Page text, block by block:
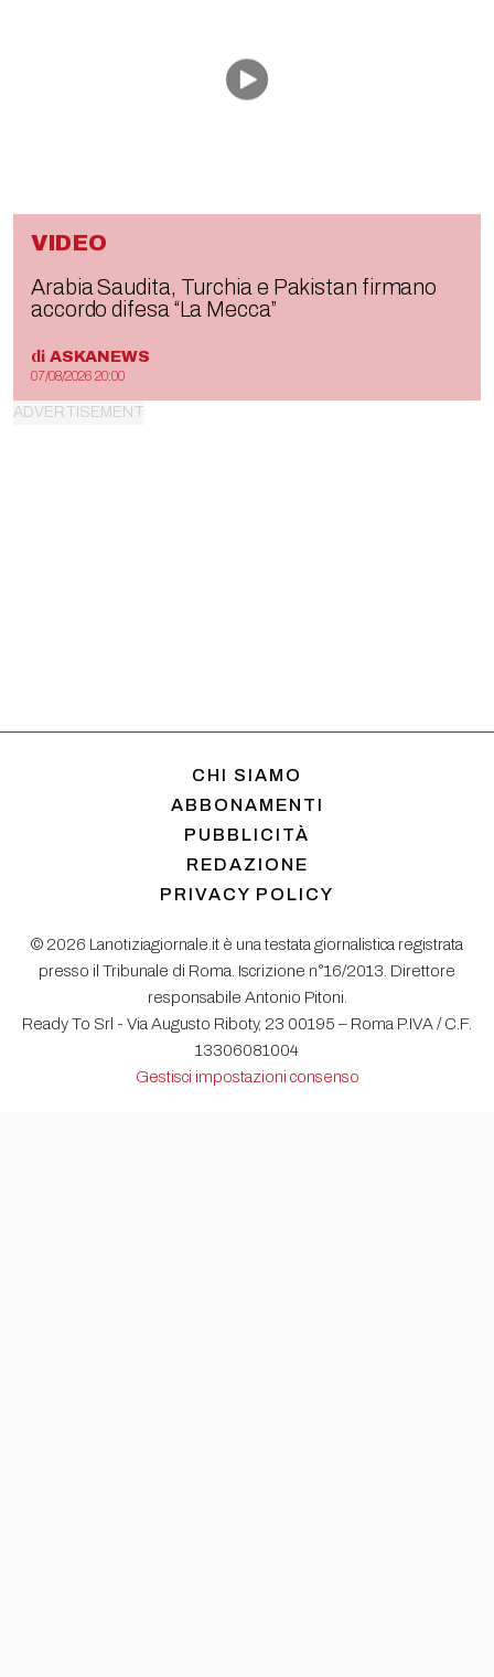
VIDEO
Arabia Saudita, Turchia e Pakistan firmano
accordo difesa “La Mecca”
di ASKANEWS
07/08/2026 20:00
CHI SIAMO
ABBONAMENTI
PUBBLICITÀ
REDAZIONE
PRIVACY POLICY
© 2026 Lanotiziagiornale.it è una testata giornalistica registrata
presso il Tribunale di Roma. Iscrizione n°16/2013. Direttore
responsabile Antonio Pitoni.
Ready To Srl - Via Augusto Riboty, 23 00195 – Roma P.IVA / C.F.
13306081004
Gestisci impostazioni consenso